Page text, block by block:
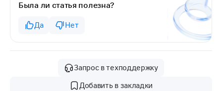
Была ли статья полезна?
Да Нет
Запрос в техподдержку
Добавить в закладки